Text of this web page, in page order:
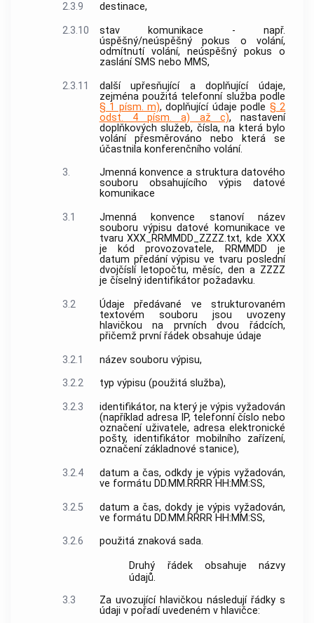
2.3.9
destinace,
2.3.10
stav komunikace - např.
úspěšný/neúspěšný pokus o volání,
odmítnutí volání, neúspěšný pokus o
zaslání SMS nebo MMS,
2.3.11
další upřesňující a doplňující údaje,
zejména použitá telefonní službapodle
§ 1 písm. m), doplňující údaje podle § 2
odst. 4 písm. a) až c), nastavení
doplňkových služeb, čísla, na která bylo
volánípřesměrováno nebo která se
účastnila konferenčního volání.
3.
Jmenná konvence a struktura datového
souboru obsahujícího výpis datové
komunikace
3.1
Jmenná konvence stanoví název
souboru výpisu datové komunikace ve
tvaru XXX_RRMMDD_ZZZZ.txt, kde XXX
je
kód provozovatele, RRMMDD je
datum předání výpisu ve tvaru poslední
dvojčíslí letopočtu, měsíc, den a ZZZZ
je číselný identifikátor požadavku.
3.2
Údaje předávané ve strukturovaném
textovém souboru jsou uvozeny
hlavičkou na prvních dvou řádcích,
přičemž první řádek obsahuje údaje
3.2.1
název souboru výpisu,
3.2.2
typ výpisu (použitá služba),
3.2.3
identifikátor, na který je výpis vyžadován
(například adresa IP, telefonní číslo nebo
označení uživatele, adresa elektronické
pošty, identifikátor mobilního zařízení,
označení základnové stanice),
3.2.4
datum a čas, odkdy je výpis vyžadován,
ve formátu DD.MM.RRRR HH:MM:SS,
3.2.5
datum a čas, dokdy je výpis vyžadován,
ve formátu DD.MM.RRRR HH:MM:SS,
3.2.6
použitá znaková sada.
Druhý řádek obsahuje názvy
údajů.
3.3
Za uvozující hlavičkou následují řádky s
údaji v pořadí uvedeném v hlavičce: